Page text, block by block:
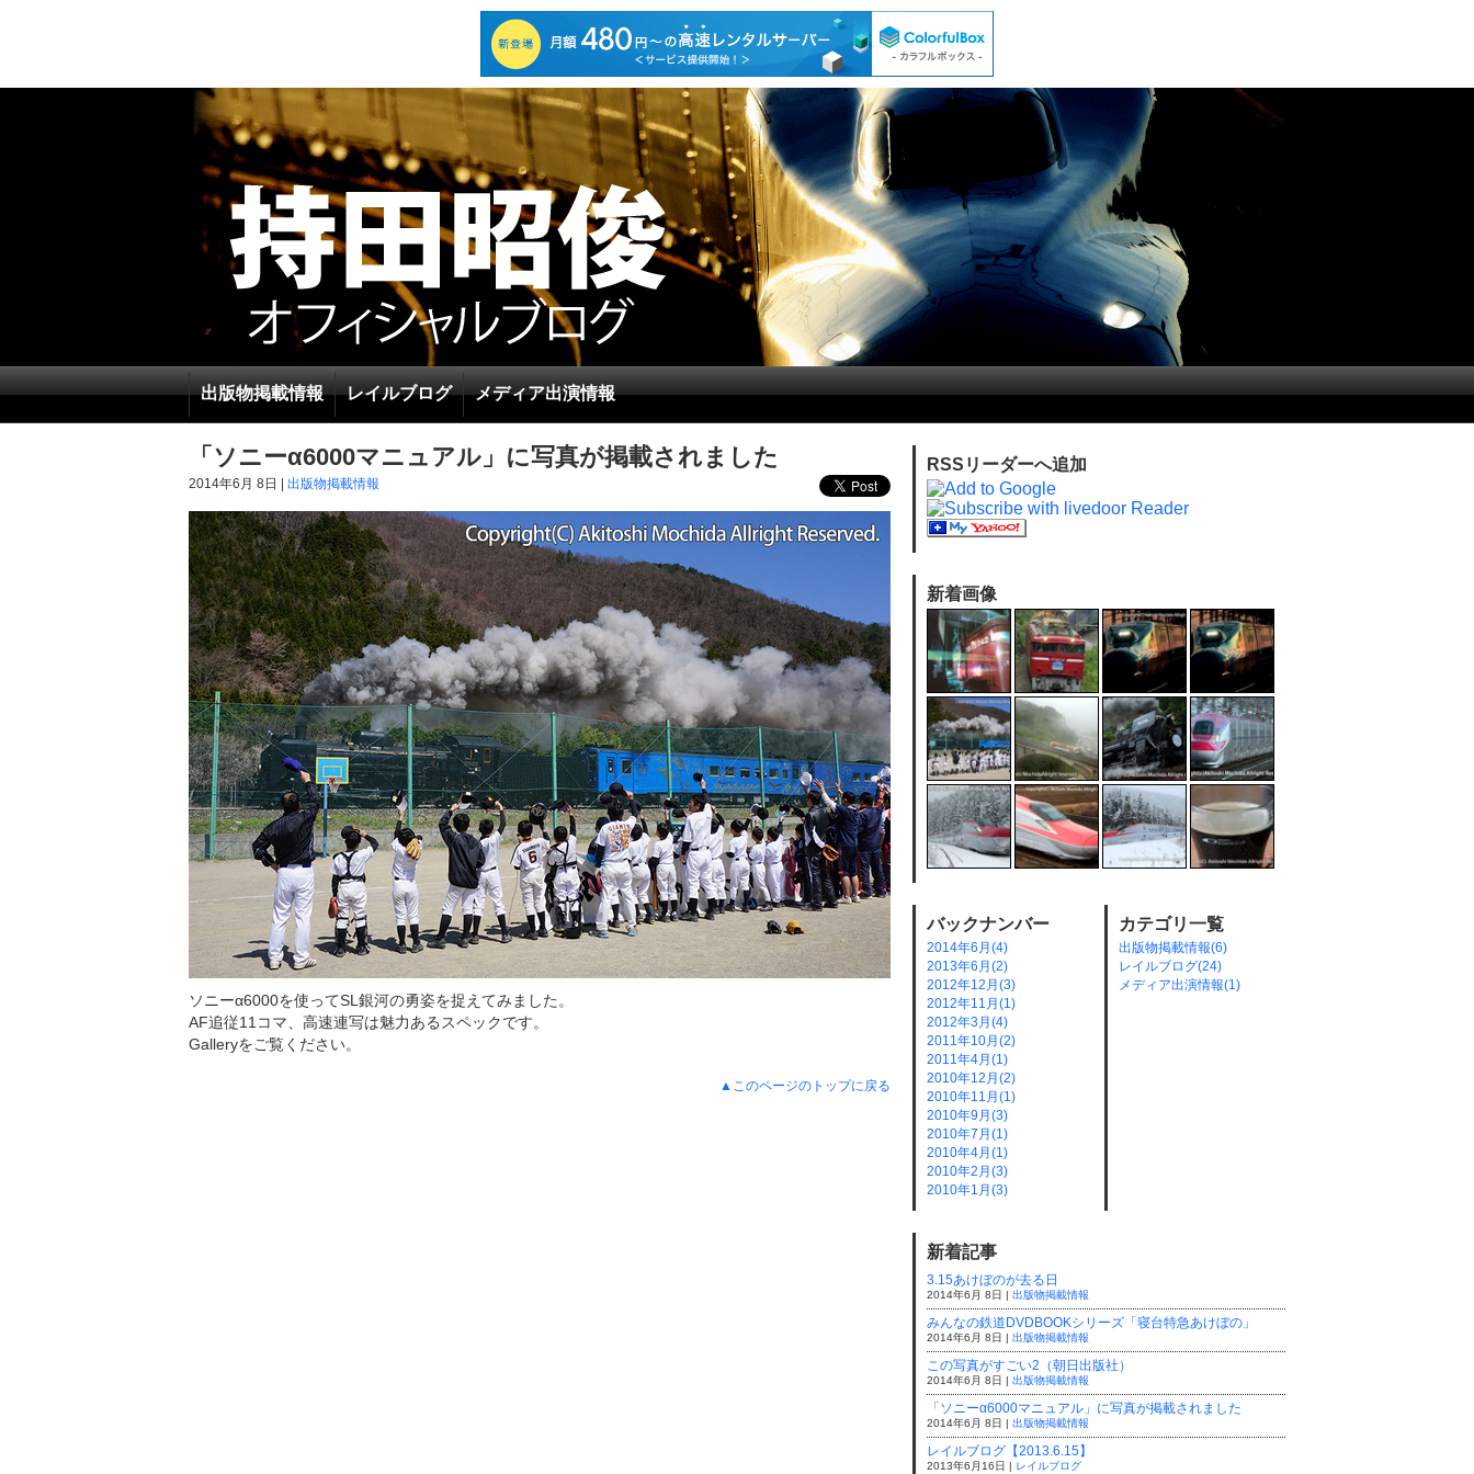
出版物掲載情報 レイルブログ メディア出演情報
「ソニーα6000マニュアル」に写真が掲載されました
2014年6月 8日 | 出版物掲載情報
ソニーα6000を使ってSL銀河の勇姿を捉えてみました。
AF追従11コマ、高速連写は魅力あるスペックです。
Galleryをご覧ください。
▲このページのトップに戻る
RSSリーダーへ追加
新着画像
バックナンバー
2014年6月(4)
2013年6月(2)
2012年12月(3)
2012年11月(1)
2012年3月(4)
2011年10月(2)
2011年4月(1)
2010年12月(2)
2010年11月(1)
2010年9月(3)
2010年7月(1)
2010年4月(1)
2010年2月(3)
2010年1月(3)
カテゴリ一覧
出版物掲載情報(6)
レイルブログ(24)
メディア出演情報(1)
新着記事
3.15あけぼのが去る日
2014年6月 8日 | 出版物掲載情報
みんなの鉄道DVDBOOKシリーズ「寝台特急あけぼの」
2014年6月 8日 | 出版物掲載情報
この写真がすごい2（朝日出版社）
2014年6月 8日 | 出版物掲載情報
「ソニーα6000マニュアル」に写真が掲載されました
2014年6月 8日 | 出版物掲載情報
レイルブログ【2013.6.15】
2013年6月16日 | レイルブログ